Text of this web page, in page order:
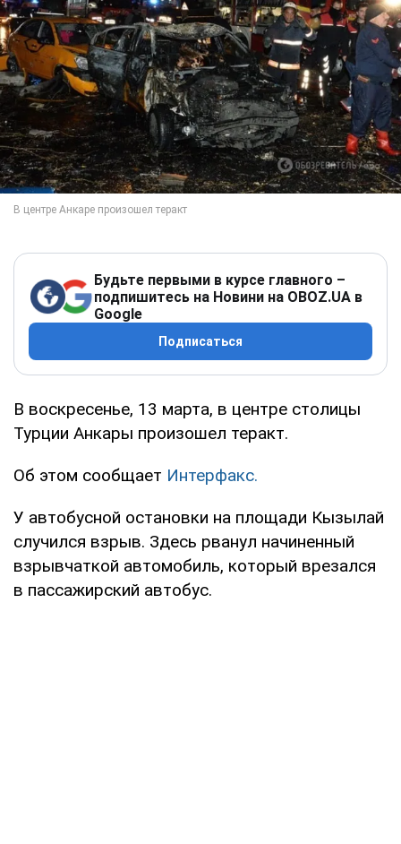
Будьте первыми в курсе главного –
подпишитесь на Новини на OBOZ.UA в
Google
Подписаться
В воскресенье, 13 марта, в центре столицы
Турции Анкары произошел теракт.
Об этом сообщает Интерфакс.
У автобусной остановки на площади Кызылай
случился взрыв. Здесь рванул начиненный
взрывчаткой автомобиль, который врезался
в пассажирский автобус.